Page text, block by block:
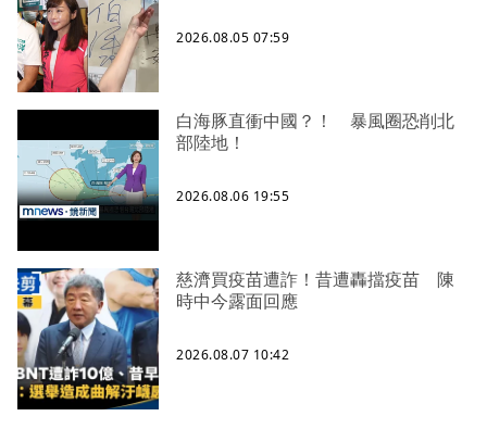
2026.08.05 07:59
白海豚直衝中國？！ 暴風圈恐削北
部陸地！
2026.08.06 19:55
慈濟買疫苗遭詐！昔遭轟擋疫苗 陳
時中今露面回應
2026.08.07 10:42